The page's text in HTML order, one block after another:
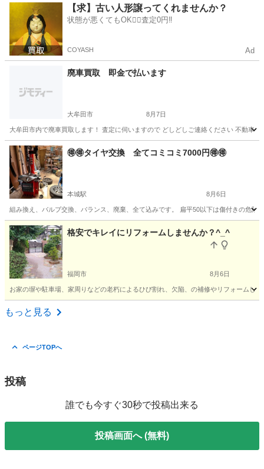
その他 協力会社
【求】古い人形譲ってくれませんか？
状態が悪くてもOK🙆‍♀️査定0円‼️
COYASH Ad
廃車買取 即金で払います
大牟田市 8月7日
大牟田市内で廃車買取します！ 査定に伺いますので どしどしご連絡ください 不動
福岡 大牟田市 その他 廃車
🉐🉐タイヤ交換 全てコミコミ7000円🉐🉐
本城駅 8月6日
組み換え、バルブ交換、バランス、廃棄、全て込みです。 扁平50以下は傷付きの危
福岡 北九州市 本城駅 その他 タイヤ交換
格安でキレイにリフォームしませんか？^_^
福岡市 8月6日
お家の塀や駐車場、家周りなどの老朽によるひび割れ、欠陥、の補修やリフォームし
福岡 福岡市
もっと見る
ページTOPへ
投稿
誰でも今すぐ30秒で投稿出来る
投稿画面へ (無料)